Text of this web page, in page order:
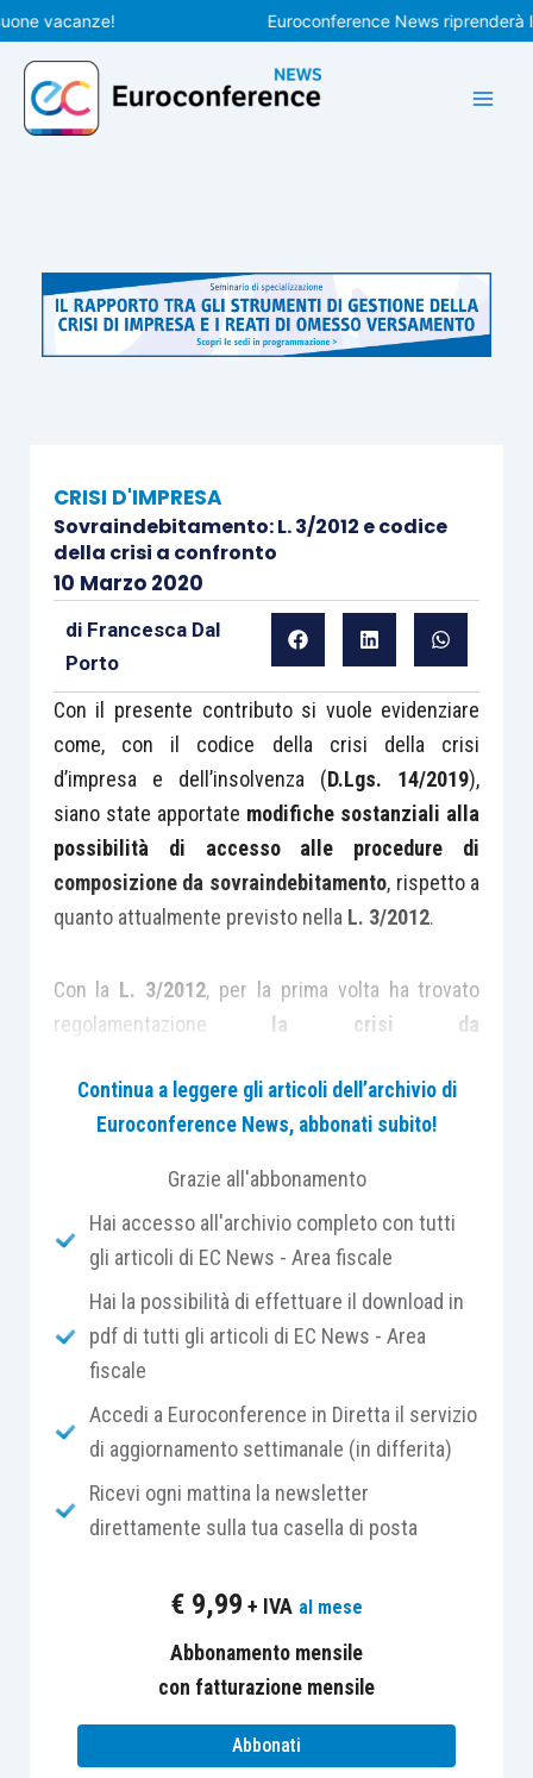
Vai
al
contenuto
Euroconference News riprenderà le
CRISI D'IMPRESA
Sovraindebitamento: L. 3/2012 e codice
della crisi a confronto
10 Marzo 2020
di Francesca Dal
Porto
Con il presente contributo si vuole evidenziare
come, con il codice della crisi della crisi
d’impresa e dell’insolvenza (D.Lgs. 14/2019),
siano state apportate modifiche sostanziali alla
possibilità di accesso alle procedure di
composizione da sovraindebitamento, rispetto a
quanto attualmente previsto nella L. 3/2012.
Con la L. 3/2012, per la prima volta ha trovato
regolamentazione la crisi da
soggetti che sono esclusi dalle procedure
concorsualidi cui alla Legge fallimentare
al di sotto delle soglie dimensionali di fallibilità.
Con tale legge è stato previsto che quando tali
soggetti si trovino instato di
sovraindebitamento
squilibrio tra leobbligazioni assunte e il patrimonio
prontamente liquidabile per farvi fronte, che
proprie obbligazioni, ovvero la definitiva incapacità
”, possano ricorrere a
In particolare, l’ articolo 7 L. 3/2012
possibilità,per ogni debitore che si trovi in stato
di sovraindebitamento,di proporre ai creditori
Continua a leggere gli articoli dell’archivio di
Euroconference News, abbonati subito!
Grazie all'abbonamento
Hai accesso all'archivio completo con tutti
gli articoli di EC News - Area fiscale
Hai la possibilità di effettuare il download in
pdf di tutti gli articoli di EC News - Area
fiscale
Accedi a Euroconference in Diretta il servizio
di aggiornamento settimanale (in differita)
Ricevi ogni mattina la newsletter
direttamente sulla tua casella di posta
€ 9,99 + IVA al mese
Abbonamento mensile
con fatturazione mensile
Abbonati